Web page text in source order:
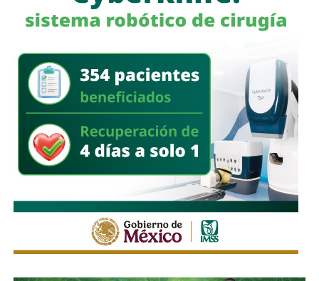
También lee:DIF Municipal consolida atención
Luis Capital